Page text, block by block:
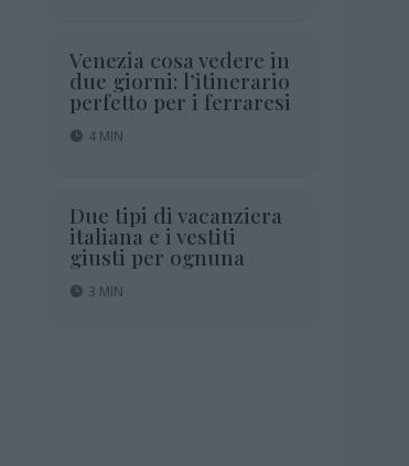
Venezia cosa vedere in
due giorni: l’itinerario
perfetto per i ferraresi
4 MIN
Due tipi di vacanziera
italiana e i vestiti
giusti per ognuna
3 MIN